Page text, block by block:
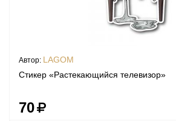
Автор: LAGOM
Стикер «Растекающийся телевизор»
70